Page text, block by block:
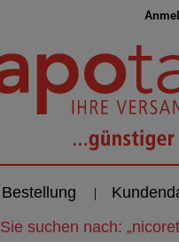
Bestellung
Sie suchen nach: „